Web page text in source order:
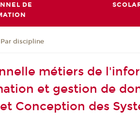
DE
Par discipline
métiers de
et gestion de
Conception des